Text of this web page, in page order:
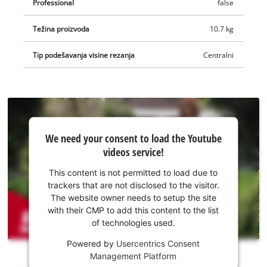
kućišta.Professional false
Težina proizvoda 10.7 kg
Tip podešavanja visine rezanja Centralni
need
consent
to load
the
Youtube
service!
This
We need your consent to load the Youtube
videos service!
This content is not permitted to load due to
trackers that are not disclosed to the visitor.
The website owner needs to setup the site
with their CMP to add this content to the list
of technologies used.
Powered by Usercentrics Consent
Management Platform